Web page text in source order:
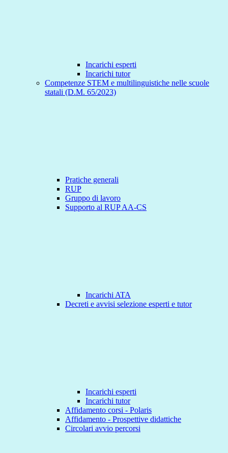
Incarichi esperti
Incarichi tutor
Competenze STEM e multilinguistiche nelle scuole
statali (D.M. 65/2023)
Pratiche generali
RUP
Gruppo di lavoro
Supporto al RUP AA-CS
Incarichi ATA
Decreti e avvisi selezione esperti e tutor
Incarichi esperti
Incarichi tutor
Affidamento corsi - Polaris
Affidamento - Prospettive didattiche
Circolari avvio percorsi